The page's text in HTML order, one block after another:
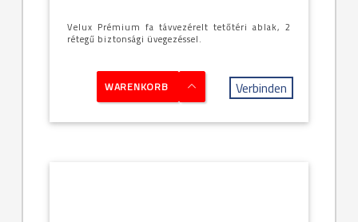
Velux Prémium fa távvezérelt tetőtéri ablak, 2
rétegű biztonsági üvegezéssel.
WARENKORB Verbinden